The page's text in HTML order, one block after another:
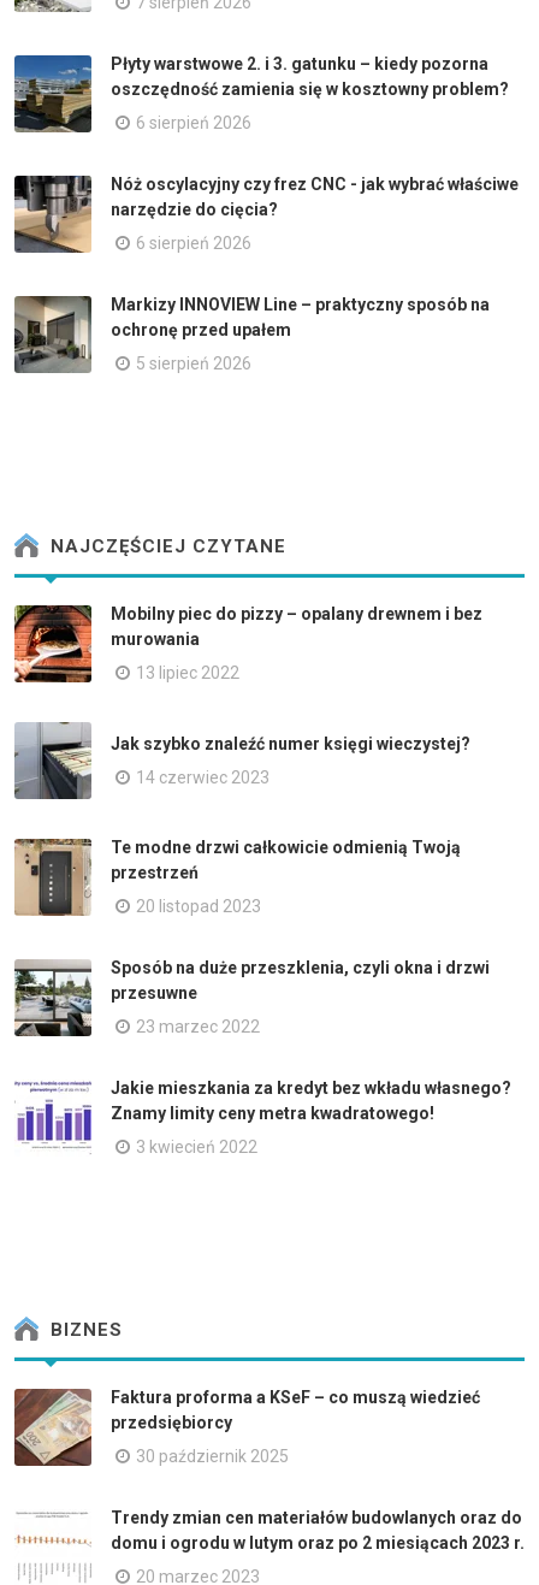
Płyty warstwowe 2. i 3. gatunku – kiedy pozorna
oszczędność zamienia się w kosztowny problem?
6 sierpień 2026
Nóż oscylacyjny czy frez CNC - jak wybrać właściwe
narzędzie do cięcia?
6 sierpień 2026
Markizy INNOVIEW Line – praktyczny sposób na
ochronę przed upałem
5 sierpień 2026
NAJCZĘŚCIEJ CZYTANE
Mobilny piec do pizzy – opalany drewnem i bez
murowania
13 lipiec 2022
Jak szybko znaleźć numer księgi wieczystej?
14 czerwiec 2023
Te modne drzwi całkowicie odmienią Twoją
przestrzeń
20 listopad 2023
Sposób na duże przeszklenia, czyli okna i drzwi
przesuwne
23 marzec 2022
Jakie mieszkania za kredyt bez wkładu własnego?
Znamy limity ceny metra kwadratowego!
3 kwiecień 2022
BIZNES
Faktura proforma a KSeF – co muszą wiedzieć
przedsiębiorcy
30 październik 2025
Trendy zmian cen materiałów budowlanych oraz do
domu i ogrodu w lutym oraz po 2 miesiącach 2023 r.
20 marzec 2023